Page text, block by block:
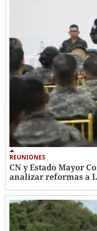
REUNIONES
CN y Estado Mayor
analizar reformas a